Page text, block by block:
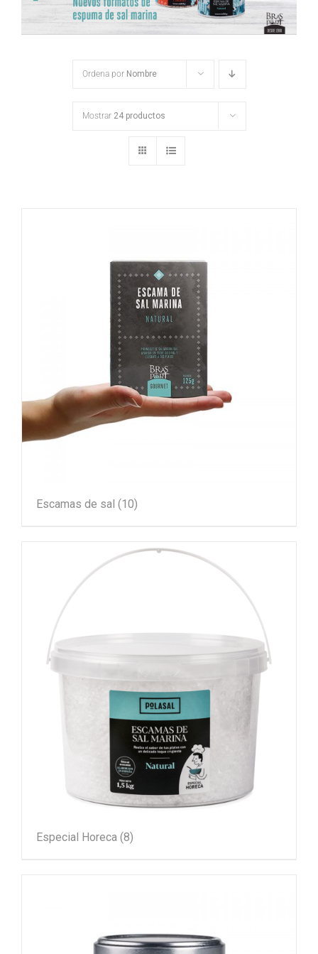
Ordena por Nombre
Mostrar 24 productos
Escamas de sal (10)
Especial Horeca (8)